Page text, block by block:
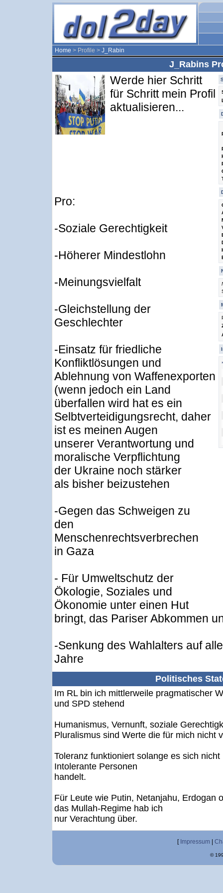
Home > Profile > J_Rabin
J_Rabins
Werde hier Schritt
für Schritt mein Profil
aktualisieren...
Pro:
-Soziale Gerechtigkeit
-Höherer Mindestlohn
-Meinungsvielfalt
-Gleichstellung der
Geschlechter
-Einsatz für friedliche
Konfliktlösungen und
Ablehnung von Waffenexporten
(wenn jedoch ein Land
überfallen wird hat es ein
Selbtverteidigungsrecht, daher
ist es meinen Augen
unserer Verantwortung und
moralische Verpflichtung
der Ukraine noch stärker
als bisher beizustehen
-Gegen das Schweigen zu
den
Menschenrechtsverbrechen
in Gaza
- Für Umweltschutz der
Ökologie, Soziales und
Ökonomie unter einen Hut
bringt, das Pariser Abkommen
-Senkung des Wahlalters auf
Jahre
Politisches
Im RL bin ich mittlerweile pragmatischer
und SPD stehend
Humanismus, Vernunft, soziale
Pluralismus sind Werte die für mich nicht
Toleranz funktioniert solange es sich nicht
Intolerante Personen
handelt.
Für Leute wie Putin, Netanjahu, Erdogan
das Mullah-Regime hab ich
nur Verachtung über.
[ Impressum
©